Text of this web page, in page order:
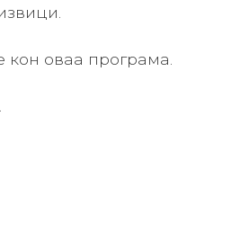
оваа програма.